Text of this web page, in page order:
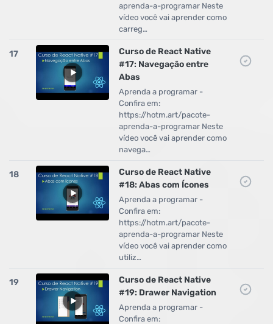
aprenda-a-programar Neste
vídeo você vai aprender como
carreg…
17
Curso de React Native
#17: Navegação entre
Abas
Aprenda a programar -
Confira em:
https://hotm.art/pacote-
aprenda-a-programar Neste
vídeo você vai aprender como
navega…
18
Curso de React Native
#18: Abas com Ícones
Aprenda a programar -
Confira em:
https://hotm.art/pacote-
aprenda-a-programar Neste
vídeo você vai aprender como
utiliz…
19
Curso de React Native
#19: Drawer Navigation
Aprenda a programar -
Confira em: